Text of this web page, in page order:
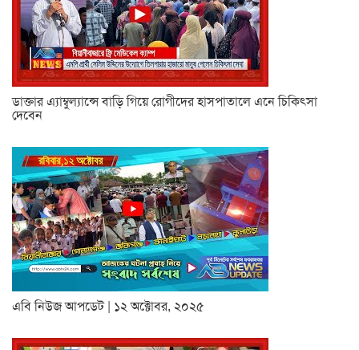
ডাক্তার এ্যাম্বুল্যান্সে বাড়ি গিয়ে রোগীদের হাসপাতালে এনে চিকিৎসা
দেবেন
এবি নিউজ আপডেট | ১২ অক্টোবর, ২০২৫